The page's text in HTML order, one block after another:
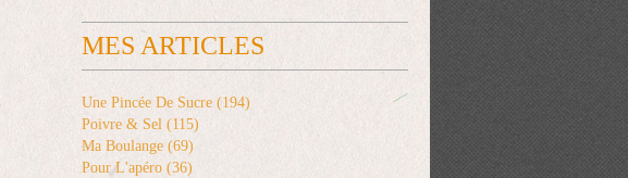
MES ARTICLES
Une Pincée De Sucre (194)
Poivre & Sel (115)
Ma Boulange (69)
Pour L'apéro (36)